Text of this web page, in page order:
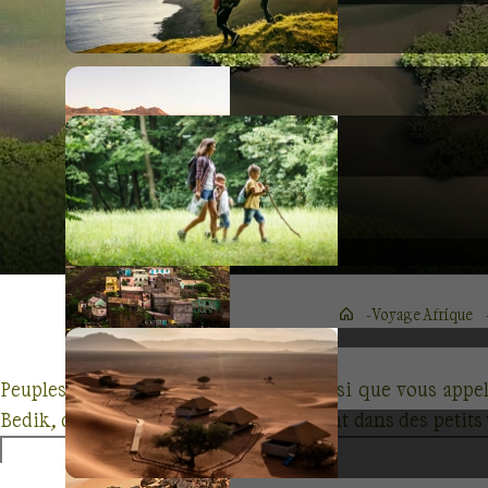
Voyage Afrique
Peuples de la vallée heureuse, c’est ainsi que vous
Bedik, deux ethnies minoritaires, vivent dans des petits
et coutumes, les rencontrer est un privilège.